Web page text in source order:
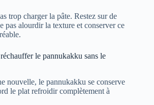
trop charger la pâte. Restez sur de
pas alourdir la texture et conserver ce
le pannukakku sans le
nouvelle, le pannukakku se conserve
le plat refroidir complètement à